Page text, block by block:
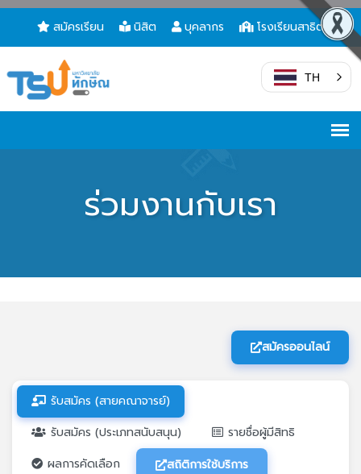
สมัครเรียน นิสิต บุคลากร โรงเรียนสาธิต
TH
ร่วมงานกับเรา
สมัครออนไลน์
รับสมัคร (สายคณาจารย์)
รับสมัคร (ประเภทสนับสนุน)
รายชื่อผู้มีสิทธิ
ผลการคัดเลือก
สถิติการใช้บริการ